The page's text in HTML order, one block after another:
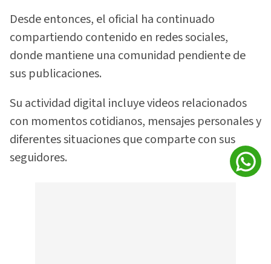
Desde entonces, el oficial ha continuado
compartiendo contenido en redes sociales,
donde mantiene una comunidad pendiente de
sus publicaciones.
Su actividad digital incluye videos relacionados
con momentos cotidianos, mensajes personales y
diferentes situaciones que comparte con sus
seguidores.